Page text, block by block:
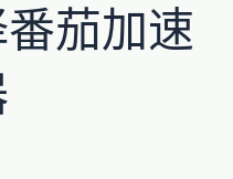
茄加速